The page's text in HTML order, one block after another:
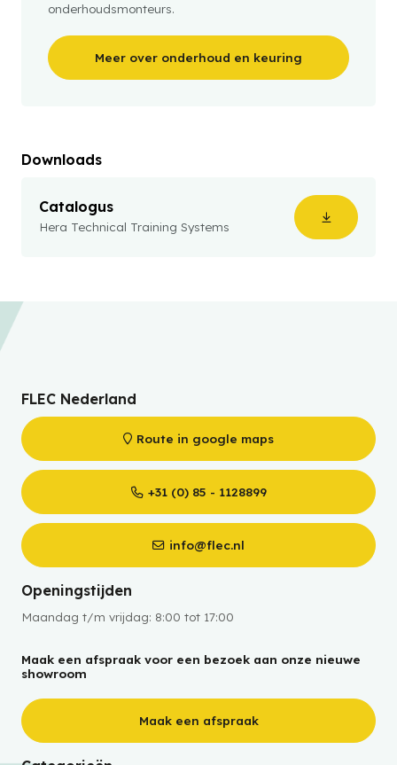
onderhoudsmonteurs.
Meer over onderhoud en keuring
Downloads
Catalogus
Hera Technical Training Systems
FLEC Nederland
Route in google maps
+31 (0) 85 - 1128899
info@flec.nl
Openingstijden
Maandag t/m vrijdag: 8:00 tot 17:00
Maak een afspraak voor een bezoek aan onze nieuwe
showroom
Maak een afspraak